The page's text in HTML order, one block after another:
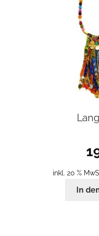
inkl. 20 %
In